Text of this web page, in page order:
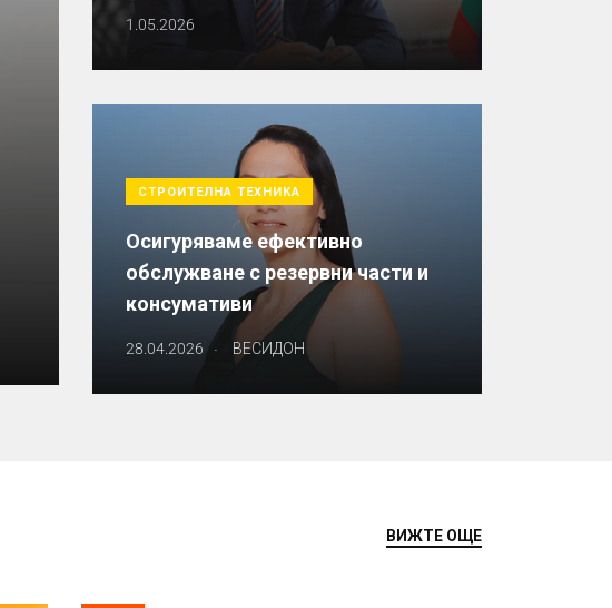
1.05.2026
СТРОИТЕЛНА ТЕХНИКА
Осигуряваме ефективно
обслужване с резервни части и
консумативи
28.04.2026 ВЕСИДОН
ВИЖТЕ ОЩЕ